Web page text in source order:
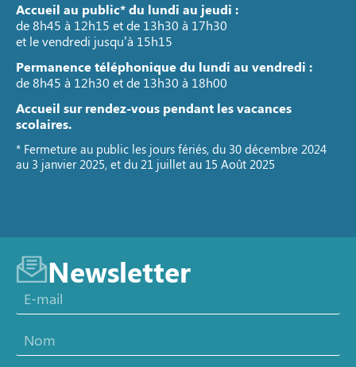
Accueil au public* du lundi au jeudi :
de 8h45 à 12h15 et de 13h30 à 17h30
et le vendredi jusqu’à 15h15
Permanence téléphonique du lundi au vendredi :
de 8h45 à 12h30 et de 13h30 à 18h00
Accueil sur rendez-vous pendant les vacances
scolaires.
* Fermeture au public les jours fériés, du 30 décembre 2024
au 3 janvier 2025, et du 21 juillet au 15 Août 2025
Newsletter